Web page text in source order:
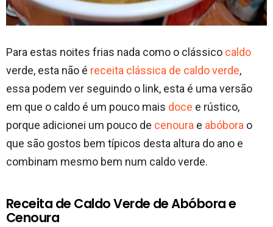
Para estas noites frias nada como o clássico caldo
verde, esta não é receita clássica de caldo verde,
essa podem ver seguindo o link, esta é uma versão
em que o caldo é um pouco mais doce e rústico,
porque adicionei um pouco de cenoura e abóbora o
que são gostos bem típicos desta altura do ano e
combinam mesmo bem num caldo verde.
Receita de Caldo Verde de Abóbora e
Cenoura